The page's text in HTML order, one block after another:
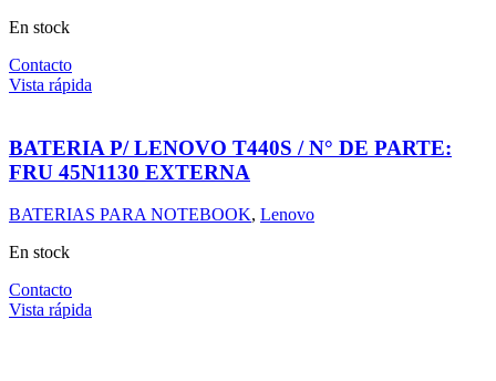
En stock
Contacto
Vista rápida
BATERIA P/ LENOVO T440S / N° DE PARTE:
FRU 45N1130 EXTERNA
BATERIAS PARA NOTEBOOK, Lenovo
En stock
Contacto
Vista rápida